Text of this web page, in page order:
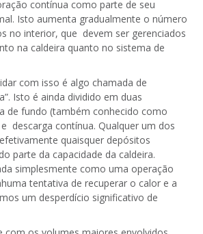
contínua como parte de seu
Isto aumenta gradualmente o número
no interior, que devem ser gerenciados
na caldeira quanto no sistema de
com isso é algo chamada de
Isto é ainda dividido em duas
de fundo (também conhecido como
descarga contínua. Qualquer um dos
quaisquer depósitos
parte da capacidade da caldeira.
simplesmente como uma operação
tentativa de recuperar o calor e a
um desperdício significativo de